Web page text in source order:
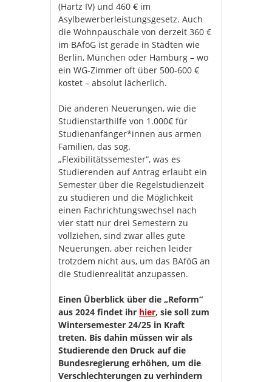
(Hartz IV) und 460 € im
Asylbewerberleistungsgesetz. Auch
die Wohnpauschale von derzeit 360 €
im BAföG ist gerade in Städten wie
Berlin, München oder Hamburg – wo
ein WG-Zimmer oft über 500-600 €
kostet – absolut lächerlich.
Die anderen Neuerungen, wie die
Studienstarthilfe von 1.000€ für
Studienanfänger*innen aus armen
Familien, das sog.
„Flexibilitätssemester“, was es
Studierenden auf Antrag erlaubt ein
Semester über die Regelstudienzeit
zu studieren und die Möglichkeit
einen Fachrichtungswechsel nach
vier statt nur drei Semestern zu
vollziehen, sind zwar alles gute
Neuerungen, aber reichen leider
trotzdem nicht aus, um das BAföG an
die Studienrealität anzupassen.
Einen Überblick über die „Reform“
aus 2024 findet ihr hier, sie soll zum
Wintersemester 24/25 in Kraft
treten. Bis dahin müssen wir als
Studierende den Druck auf die
Bundesregierung erhöhen, um die
Verschlechterungen zu verhindern